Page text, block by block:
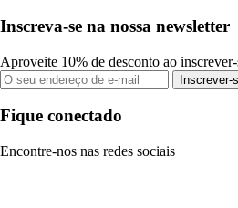
Inscreva-se na nossa newsletter
Aproveite 10% de desconto ao
Inscrever-
Fique conectado
Encontre-nos nas redes sociais